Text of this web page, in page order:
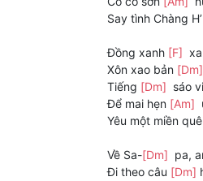
Say tình Chàng H’
Đồng xanh [F]
Xôn xao bản [Dm]
Tiếng [Dm] sáo vi
Để mai hẹn [Am]
Yêu một miền quê
Về Sa-[Dm] pa,
Đi theo câu [Dm]